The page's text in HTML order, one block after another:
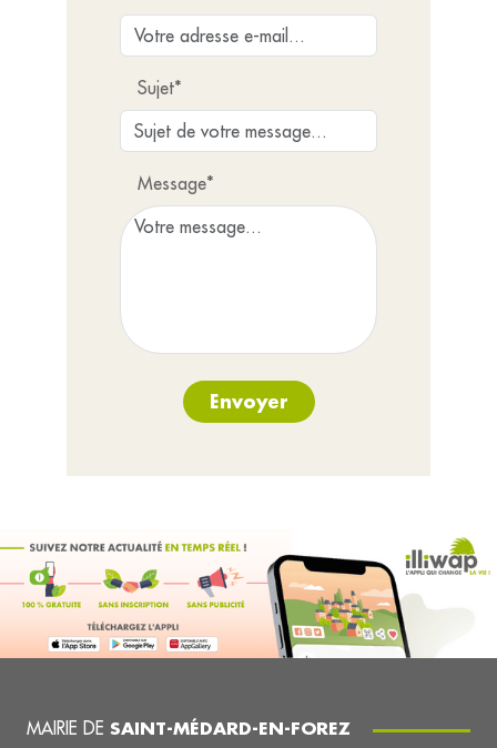
Sujet*
Message*
Envoyer
MAIRIE DE SAINT-MÉDARD-EN-FOREZ